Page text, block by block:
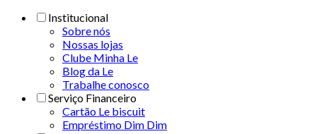
Institucional
Sobre nós
Nossas lojas
Clube Minha Le
Blog da Le
Trabalhe conosco
Serviço Financeiro
Cartão Le biscuit
Empréstimo Dim Dim